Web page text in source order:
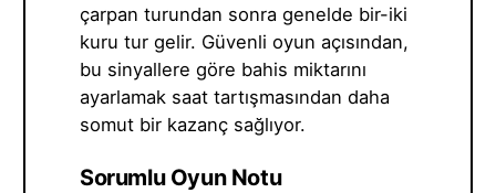
çarpan turundan sonra genelde bir-iki
kuru tur gelir. Güvenli oyun açısından,
bu sinyallere göre bahis miktarını
ayarlamak saat tartışmasından daha
somut bir kazanç sağlıyor.
Sorumlu Oyun Notu